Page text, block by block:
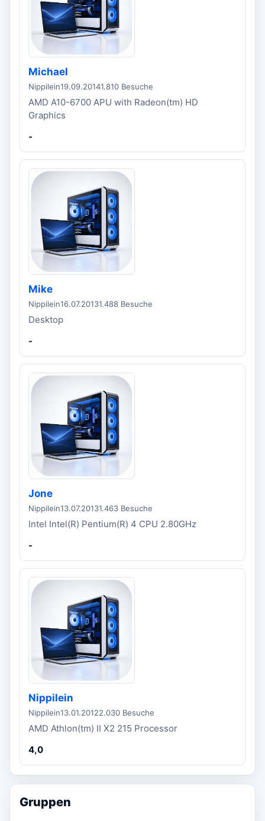
Michael
Nippilein19.09.20141.810 Besuche
AMD A10-6700 APU with Radeon(tm) HD
Graphics
-
Mike
Nippilein16.07.20131.488 Besuche
Desktop
-
Jone
Nippilein13.07.20131.463 Besuche
Intel Intel(R) Pentium(R) 4 CPU 2.80GHz
-
Nippilein
Nippilein13.01.20122.030 Besuche
AMD Athlon(tm) II X2 215 Processor
4,0
Gruppen